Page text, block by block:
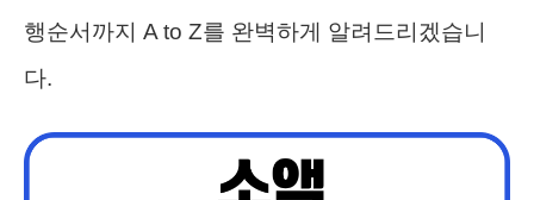
행순서까지 A to Z를 완벽하게 알려드리겠습니
다.